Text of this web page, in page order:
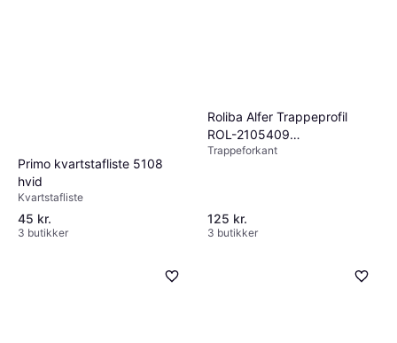
Primo kvartstafliste 5108
hvid
Kvartstafliste
45 kr.
3 butikker
Roliba Alfer Trappeprofil
ROL-2105409
19x20x2000mm
Trappeforkant
125 kr.
3 butikker